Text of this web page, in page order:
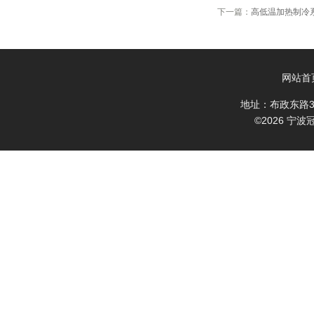
下一篇： 高低温加热制冷
网站首
地址：布政东
©2026 宁波